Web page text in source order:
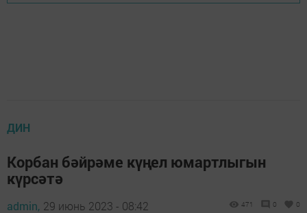
ДИН
Корбан бәйрәме күңел юмартлыгын
күрсәтә
admin, 29 июнь 2023 - 08:42 471 0 0